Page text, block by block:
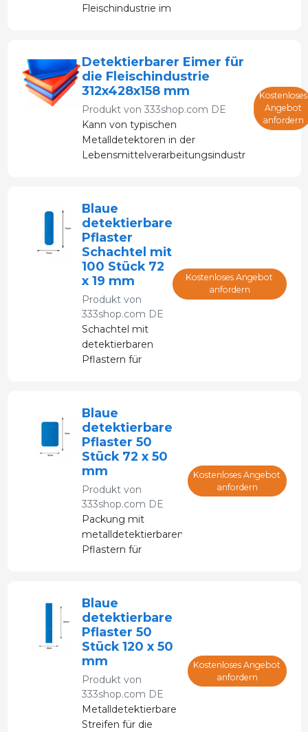
Fleischindustrie im
Spitze
Detektierbarer Eimer für
die Fleischindustrie
312x428x158 mm
Produkt von 333shop.com DE
Kann von typischen
Metalldetektoren in der
Lebensmittelverarbeitungsindustrie
Kostenloses
Angebot
anfordern
Blaue
detektierbare
Pflaster
Schachtel mit
100 Stück 72
x 19 mm
Produkt von
333shop.com DE
Schachtel mit
detektierbaren
Pflastern für
Protokolle
Kostenloses Angebot
anfordern
Blaue
detektierbare
Pflaster 50
Stück 72 x 50
mm
Produkt von
333shop.com DE
Packung mit
metalldetektierbaren
Pflastern für
Protokolle.
Kostenloses Angebot
anfordern
Blaue
detektierbare
Pflaster 50
Stück 120 x 50
mm
Produkt von
333shop.com DE
Metalldetektierbare
Streifen für die
Kostenloses Angebot
anfordern